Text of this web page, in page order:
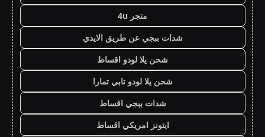
متجر 4u
شدات ببجي عن طريق الايدي
شحن يلا لودو اقساط
شحن يلا لودو تابي تمارا
شدات ببجي اقساط
ايتونز امريكي اقساط